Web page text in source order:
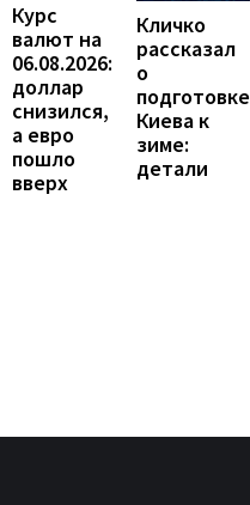
Курс
валют на
06.08.2026:
доллар
снизился,
а евро
пошло
вверх
Кличко
рассказал
о
подготовке
Киева к
зиме:
детали